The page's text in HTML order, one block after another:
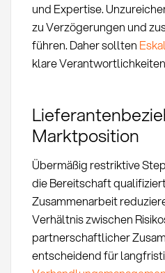
und Expertise.
zu Verzögerungen und
führen. Daher sollten
klare
Marktposition
Übermäßig restriktive
die Bereitschaft
Zusammenarbeit
Verhältnis zwischen
partnerschaftlicher
entscheidend für